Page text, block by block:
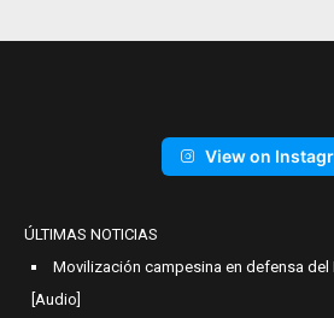
View on
ÚLTIMAS NOTICIAS
Movilización campesina en defensa del
[Audio]